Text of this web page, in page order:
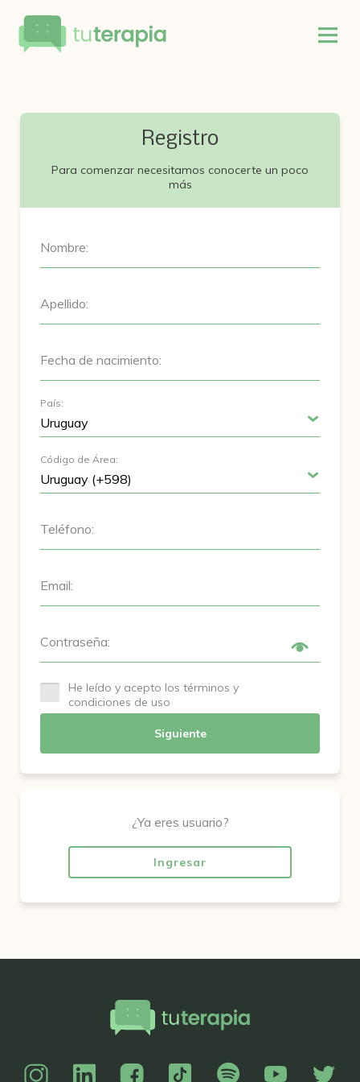
Registro
Para comenzar necesitamos conocerte un poco
más
Nombre:
Apellido:
Fecha de nacimiento:
País:
Código de Área:
Teléfono:
Email:
Contraseña:
He leído y acepto los términos y
condiciones de uso
Siguiente
¿Ya eres usuario?
Ingresar